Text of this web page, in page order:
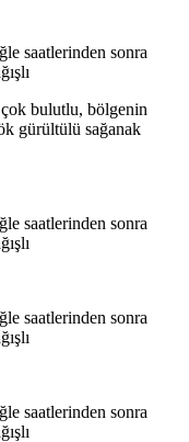
saatlerinden sonra
çok bulutlu, bölgenin
gürültülü sağanak
saatlerinden sonra
saatlerinden sonra
saatlerinden sonra